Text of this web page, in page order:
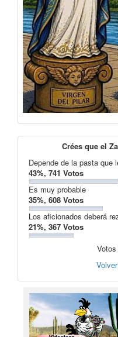
Crées que el
Depende de la pasta que
43%, 741 Votos
Es muy probable
35%, 608 Votos
Los aficionados deberá
21%, 367 Votos